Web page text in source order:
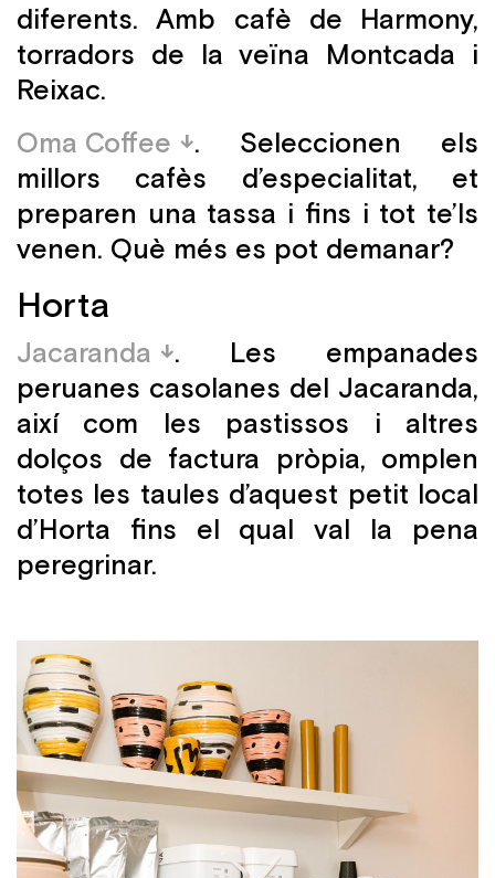
diferents. Amb cafè de Harmony,
torradors de la veïna Montcada i
Reixac.
Oma Coffee
. Seleccionen els
millors cafès d’especialitat, et
preparen una tassa i fins i tot te’ls
venen. Què més es pot demanar?
Horta
Jacaranda
. Les empanades
peruanes casolanes del Jacaranda,
així com les pastissos i altres
dolços de factura pròpia, omplen
totes les taules d’aquest petit local
d’Horta fins el qual val la pena
peregrinar.